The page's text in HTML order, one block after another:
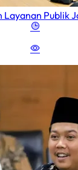
Layanan Publik